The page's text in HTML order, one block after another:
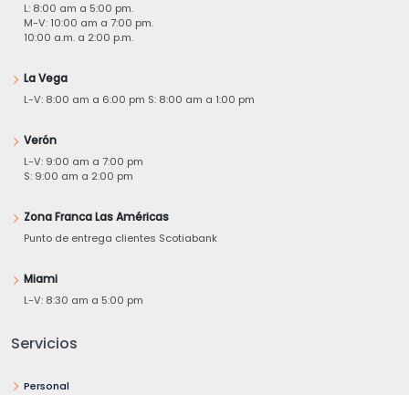
L: 8:00 am a 5:00 pm.
M-V: 10:00 am a 7:00 pm.
10:00 a.m. a 2:00 p.m.
La Vega
L-V: 8:00 am a 6:00 pm S: 8:00 am a 1:00 pm
Verón
L-V: 9:00 am a 7:00 pm
S: 9:00 am a 2:00 pm
Zona Franca Las Américas
Punto de entrega clientes Scotiabank
Miami
L-V: 8:30 am a 5:00 pm
Servicios
Personal